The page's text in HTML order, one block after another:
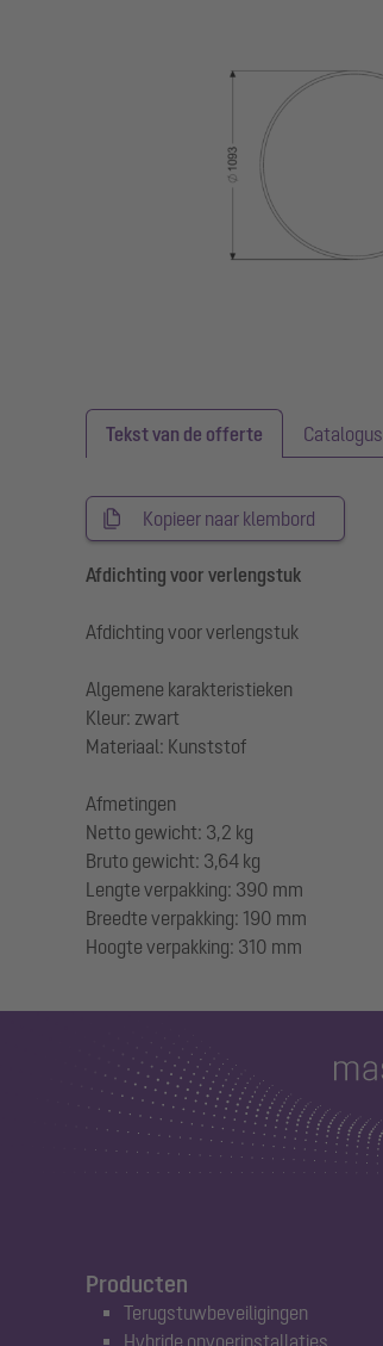
Tekst van de offerte Catalogus
Kopieer naar klembord
Afdichting voor verlengstuk
Afdichting voor verlengstuk
Algemene karakteristieken
Kleur: zwart
Materiaal: Kunststof
Afmetingen
Netto gewicht: 3,2 kg
Bruto gewicht: 3,64 kg
Lengte verpakking: 390 mm
Breedte verpakking: 190 mm
Producten
Terugstuwbeveiligingen
Hybride opvoerinstallaties